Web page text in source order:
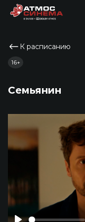
К расписанию
Семьянин
16+